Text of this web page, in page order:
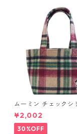
ムーミン チェックシ
ンチトート ムーミン
N
¥2,002
30%OFF